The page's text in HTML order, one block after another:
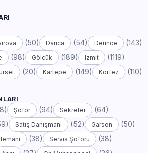
(50) Darıca (54) Derince (143)
(98) Gölcük (189) İzmit (1119)
(20) Kartepe (149) Körfez (110)
Şoför (94) Sekreter (64)
Satış Danışmanı (52) Garson (50)
(38) Servis Şoförü (38)